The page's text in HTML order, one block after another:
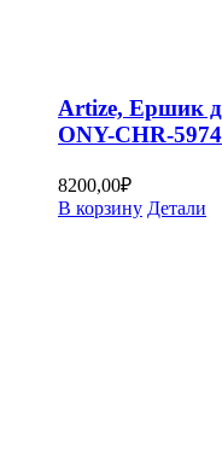
Artize, Ершик
ONY-CHR-
8200,00₽
В корзину Детали